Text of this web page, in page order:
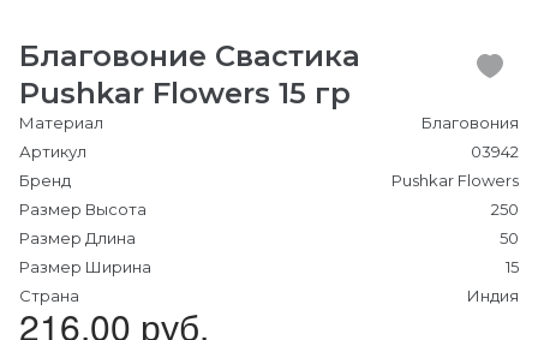
Благовоние Свастика
Pushkar Flowers 15 гр
Материал
Благовония
Артикул
03942
Бренд
Pushkar Flowers
Размер Высота
250
Размер Длина
50
Размер Ширина
15
Страна
Индия
216.00 руб.